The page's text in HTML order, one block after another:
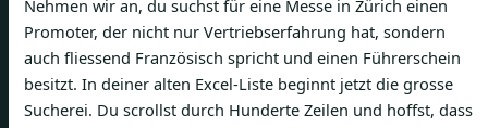
Nehmen wir an, du suchst für eine Messe in Zürich einen
Promoter, der nicht nur Vertriebserfahrung hat, sondern
auch fliessend Französisch spricht und einen Führerschein
besitzt. In deiner alten Excel-Liste beginnt jetzt die grosse
Sucherei. Du scrollst durch Hunderte Zeilen und hoffst, dass